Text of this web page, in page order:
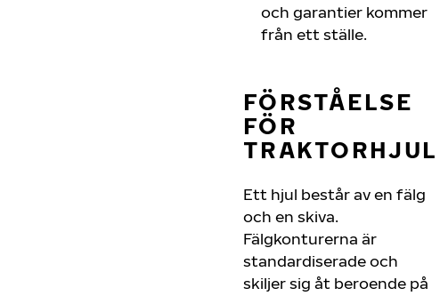
och garantier kommer
från ett ställe.
FÖRSTÅELSE
FÖR
TRAKTORHJUL
Ett hjul består av en fälg
och en skiva.
Fälgkonturerna är
standardiserade och
skiljer sig åt beroende på